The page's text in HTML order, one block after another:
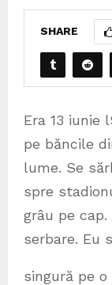
SHARE
Era 13 iunie
pe băncile
lume. Se
spre
grâu pe
serbare. Eu
singură pe